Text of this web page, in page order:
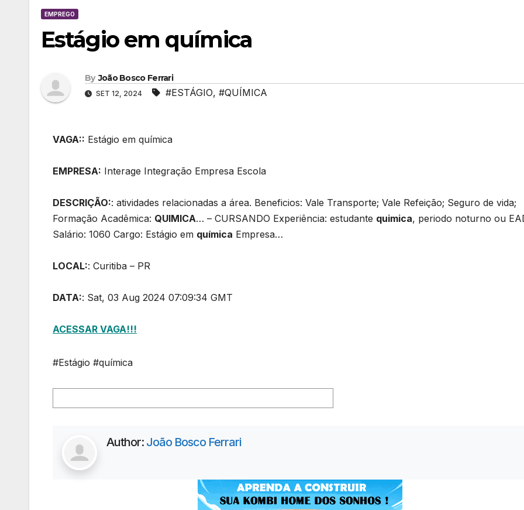
EMPREGO
Estágio em química
By João Bosco Ferrari
SET 12, 2024 #ESTÁGIO, #QUÍMICA
VAGA:: Estágio em química
EMPRESA: Interage Integração Empresa Escola
DESCRIÇÃO:: atividades relacionadas a área. Beneficios: Vale Transporte; Vale Refeição; Seguro de vida;
Formação Acadêmica: QUIMICA… – CURSANDO Experiência: estudante quimica, periodo noturno ou
Salário: 1060 Cargo: Estágio em química Empresa…
LOCAL:: Curitiba – PR
DATA:: Sat, 03 Aug 2024 07:09:34 GMT
ACESSAR VAGA!!!
#Estágio #química
Author: João Bosco Ferrari